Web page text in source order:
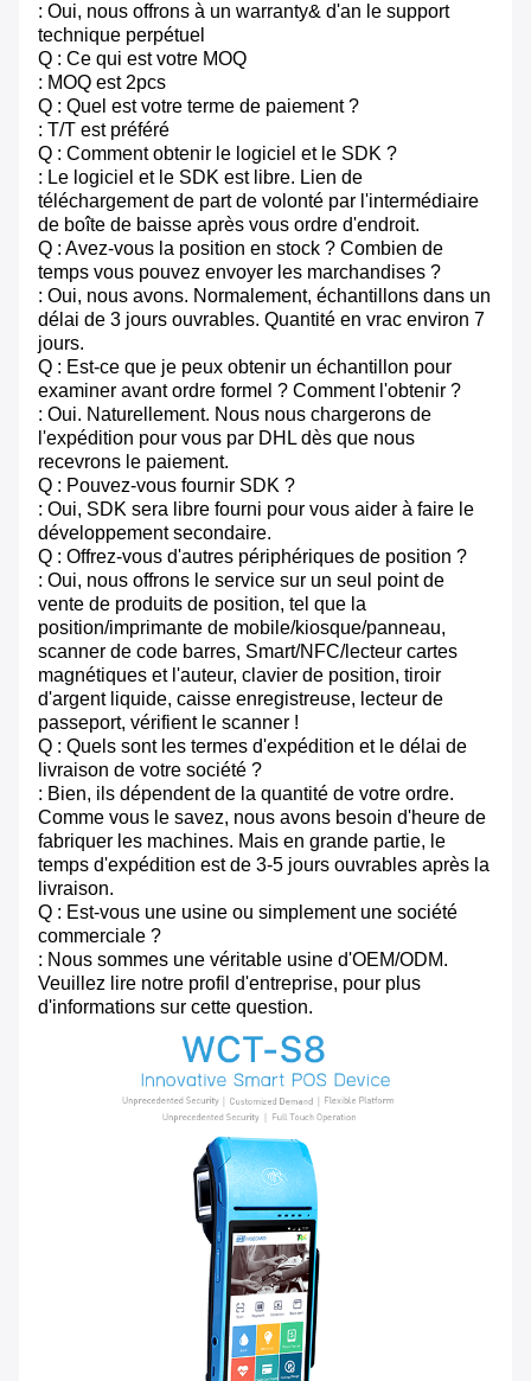
: Oui, nous offrons à un warranty& d'an le support
technique perpétuel
Q : Ce qui est votre MOQ
: MOQ est 2pcs
Q : Quel est votre terme de paiement ?
: T/T est préféré
Q : Comment obtenir le logiciel et le SDK ?
: Le logiciel et le SDK est libre. Lien de
téléchargement de part de volonté par l'intermédiaire
de boîte de baisse après vous ordre d'endroit.
Q : Avez-vous la position en stock ? Combien de
temps vous pouvez envoyer les marchandises ?
: Oui, nous avons. Normalement, échantillons dans un
délai de 3 jours ouvrables. Quantité en vrac environ 7
jours.
Q : Est-ce que je peux obtenir un échantillon pour
examiner avant ordre formel ? Comment l'obtenir ?
: Oui. Naturellement. Nous nous chargerons de
l'expédition pour vous par DHL dès que nous
recevrons le paiement.
Q : Pouvez-vous fournir SDK ?
: Oui, SDK sera libre fourni pour vous aider à faire le
développement secondaire.
Q : Offrez-vous d'autres périphériques de position ?
: Oui, nous offrons le service sur un seul point de
vente de produits de position, tel que la
position/imprimante de mobile/kiosque/panneau,
scanner de code barres, Smart/NFC/lecteur cartes
magnétiques et l'auteur, clavier de position, tiroir
d'argent liquide, caisse enregistreuse, lecteur de
passeport, vérifient le scanner !
Q : Quels sont les termes d'expédition et le délai de
livraison de votre société ?
: Bien, ils dépendent de la quantité de votre ordre.
Comme vous le savez, nous avons besoin d'heure de
fabriquer les machines. Mais en grande partie, le
temps d'expédition est de 3-5 jours ouvrables après la
livraison.
Q : Est-vous une usine ou simplement une société
commerciale ?
: Nous sommes une véritable usine d'OEM/ODM.
Veuillez lire notre profil d'entreprise, pour plus
d'informations sur cette question.